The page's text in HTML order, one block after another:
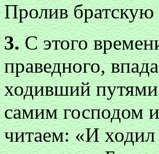
Пролив братскую
3.С этого
праведного,
ходивший
самим господом
читаем: «И ходил